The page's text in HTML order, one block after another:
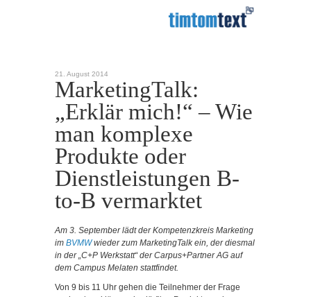
21. August 2014
MarketingTalk:
„Erklär mich!“ – Wie
man komplexe
Produkte oder
Dienstleistungen B-
to-B vermarktet
Am 3. September lädt der Kompetenzkreis Marketing
im BVMWwieder zum MarketingTalk ein, der diesmal
in der „C+P Werkstatt“ der Carpus+Partner AG auf
dem Campus Melaten stattfindet.
Von 9 bis 11 Uhr gehen die Teilnehmer der Frage